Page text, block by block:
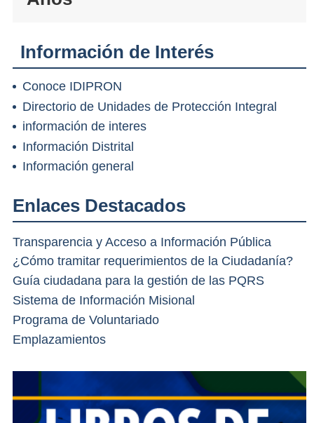
Información de Interés
Conoce IDIPRON
Directorio de Unidades de Protección Integral
información de interes
Información Distrital
Información general
Enlaces Destacados
Transparencia y Acceso a Información Pública
¿Cómo tramitar requerimientos de la Ciudadanía?
Guía ciudadana para la gestión de las PQRS
Sistema de Información Misional
Programa de Voluntariado
Emplazamientos